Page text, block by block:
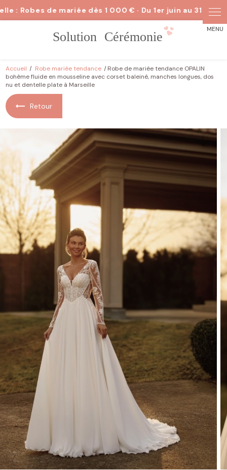
Accueil Robe mariée tendance
Robe de mariée tendance OPALIN
bohème fluide en mousseline avec corset baleiné, manches longues, dos
nu et dentelle plate à Marseille
Retour